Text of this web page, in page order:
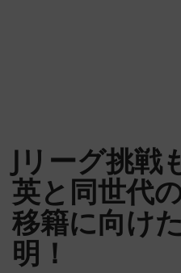
Jリーグ挑戦
英と同世代
移籍に向け
明！